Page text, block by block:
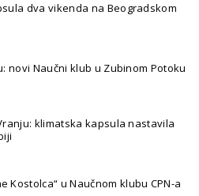
dva vikenda na Beogradskom
novi Naučni klub u Zubinom Potoku
klimatska kapsula nastavila
Kostolca“ u Naučnom klubu CPN-a